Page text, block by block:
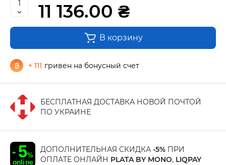
11 136.00 ₴
В корзину
+ 111 гривен на бонусный счет
БЕСПЛАТНАЯ ДОСТАВКА НОВОЙ ПОЧТОЙ
ПО УКРАИНЕ
ДОПОЛНИТЕЛЬНАЯ СКИДКА -5% ПРИ
ОПЛАТЕ ОНЛАЙН PLATA BY MONO, LIQPAY